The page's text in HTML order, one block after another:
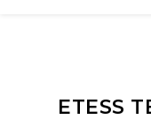
ETESS